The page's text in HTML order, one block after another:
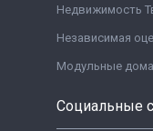
Недвижимость
Независимая
Модульные
Социальные